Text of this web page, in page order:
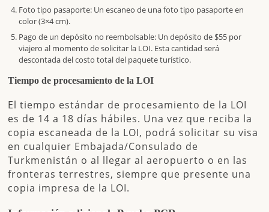
Foto tipo pasaporte: Un escaneo de una foto tipo pasaporte en
color (3×4 cm).
Pago de un depósito no reembolsable: Un depósito de $55 por
viajero al momento de solicitar la LOI. Esta cantidad será
descontada del costo total del paquete turístico.
Tiempo de procesamiento de la LOI
El tiempo estándar de procesamiento de la LOI
es de 14 a 18 días hábiles. Una vez que reciba la
copia escaneada de la LOI, podrá solicitar su visa
en cualquier Embajada/Consulado de
Turkmenistán o al llegar al aeropuerto o en las
fronteras terrestres, siempre que presente una
copia impresa de la LOI.